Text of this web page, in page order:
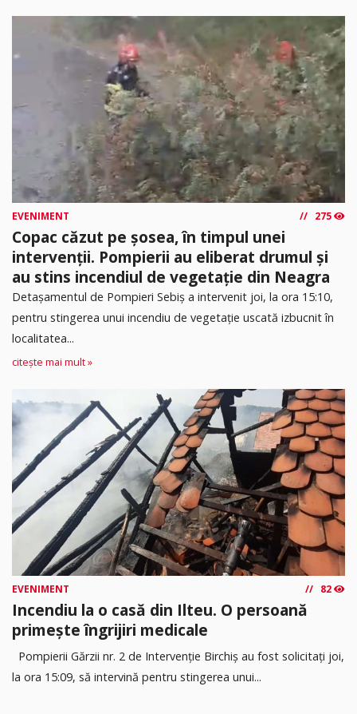
EVENIMENT 275
Copac căzut pe șosea, în timpul unei
intervenții. Pompierii au eliberat drumul și
au stins incendiul de vegetație din Neagra
Detașamentul de Pompieri Sebiș a intervenit joi, la ora 15:10,
pentru stingerea unui incendiu de vegetație uscată izbucnit în
localitatea...
citește mai mult »
EVENIMENT 82
Incendiu la o casă din Ilteu. O persoană
primește îngrijiri medicale
Pompierii Gărzii nr. 2 de Intervenție Birchiș au fost solicitați joi,
la ora 15:09, să intervină pentru stingerea unui...